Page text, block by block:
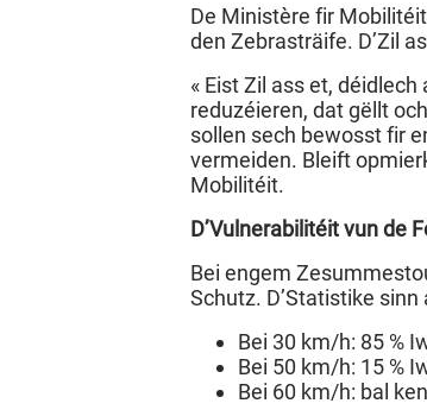
De Ministère fir
den Zebrasträife. D’Zil
« Eist Zil ass et,
reduzéieren, dat gëllt
sollen sech bewosst fir
vermeiden. Bleift
Mobilitéit.
D’Vulnerabilitéit vun de
Bei engem
Schutz. D’Statistike
Bei 30 km/h: 85 %
Bei 50 km/h: 15 %
Bei 60 km/h: bal